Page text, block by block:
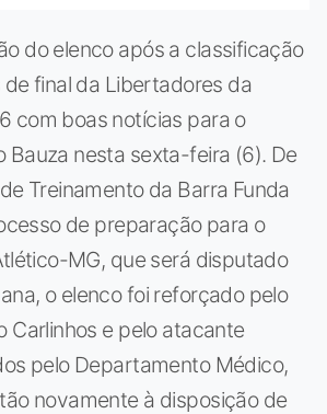
do elenco após a classificação
final da Libertadores da
com boas notícias para o
Bauza nesta sexta-feira (6). De
Treinamento da Barra Funda
de preparação para o
MG, que será disputado
o elenco foi reforçado pelo
Carlinhos e pelo atacante
pelo Departamento Médico,
novamente à disposição de